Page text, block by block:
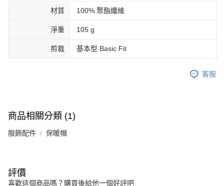
材質 100% 聚酯纖維
淨重 105 g
剪裁 基本型 Basic Fit
客服
商品相關分類 (1)
服飾配件 保暖帽
評價
喜歡這個商品嗎？購買後給他一個好評吧